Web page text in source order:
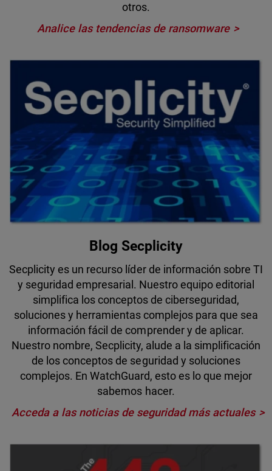
otros.
Analice las tendencias de ransomware
Blog Secplicity
Secplicity es un recurso líder de información sobre TI
y seguridad empresarial. Nuestro equipo editorial
simplifica los conceptos de ciberseguridad,
soluciones y herramientas complejos para que sea
información fácil de comprender y de aplicar.
Nuestro nombre, Secplicity, alude a la simplificación
de los conceptos de seguridad y soluciones
complejos. En WatchGuard, esto es lo que mejor
sabemos hacer.
Acceda a las noticias de seguridad más actuales